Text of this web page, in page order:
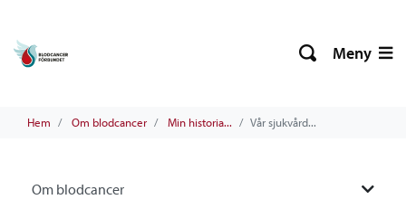
Meny
Hem Om blodcancer Min historia... Vår sjukvård...
Om blodcancer